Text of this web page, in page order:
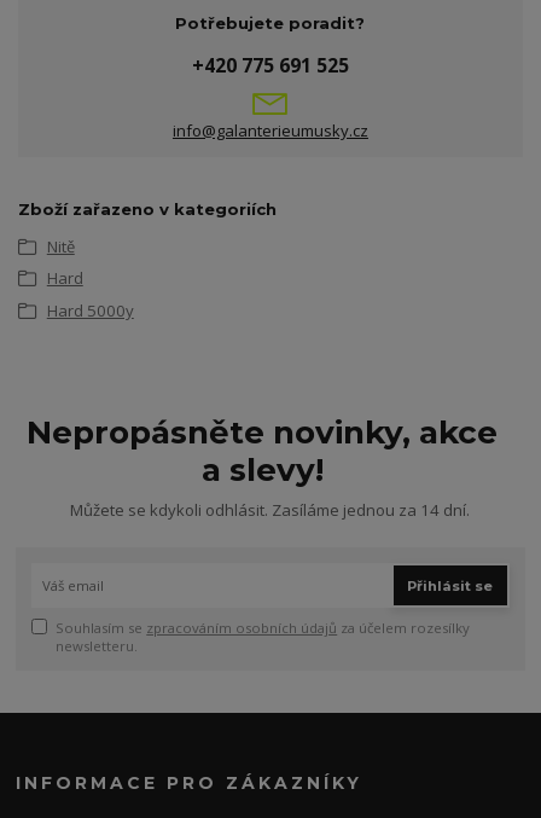
Potřebujete poradit?
+420 775 691 525
info@galanterieumusky.cz
Zboží zařazeno v kategoriích
Nitě
Hard
Hard 5000y
Nepropásněte novinky, akce
a slevy!
Můžete se kdykoli odhlásit. Zasíláme jednou za 14 dní.
Přihlásit se
Souhlasím se zpracováním osobních údajů za účelem rozesílky
newsletteru.
INFORMACE PRO ZÁKAZNÍKY